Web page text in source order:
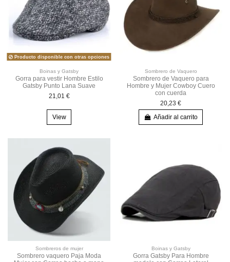
Producto disponible con otras opciones
Boinas y Gatsby
Gorra para vestir Hombre Estilo
Gatsby Punto Lana Suave
21,01 €
View
Sombrero de Vaquero
Sombrero de Vaquero para
Hombre y Mujer Cowboy Cuero
con cuerda
20,23 €
Añadir al carrito
Sombreros de mujer
Sombrero vaquero Paja Moda
Boinas y Gatsby
Gorra Gatsby Para Hombre